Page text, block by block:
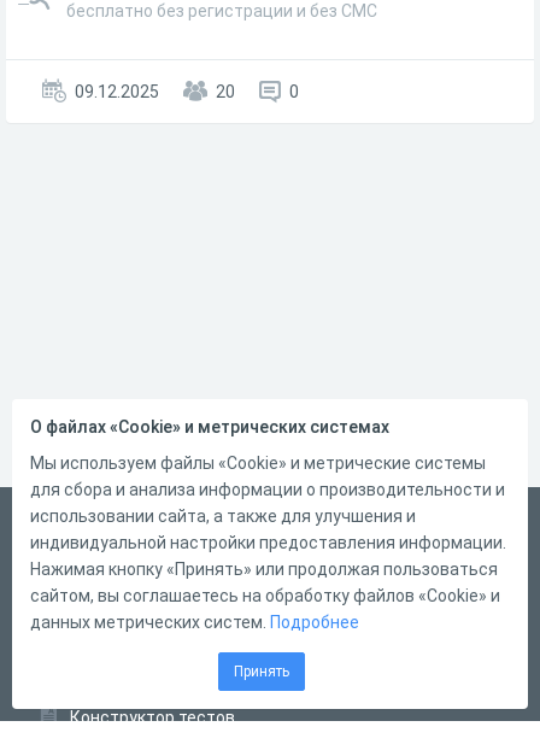
бесплатно без регистрации и без СМС
09.12.2025 20 0
Русский
Справка
Форма обратной связи
Конструктор тестов
О файлах «Cookie» и метрических системах
Мы используем файлы «Cookie» и метрические системы
для сбора и анализа информации о производительности и
использовании сайта, а также для улучшения и
индивидуальной настройки предоставления информации.
Нажимая кнопку «Принять» или продолжая пользоваться
сайтом, вы соглашаетесь на обработку файлов «Cookie» и
данных метрических систем. Подробнее
Принять